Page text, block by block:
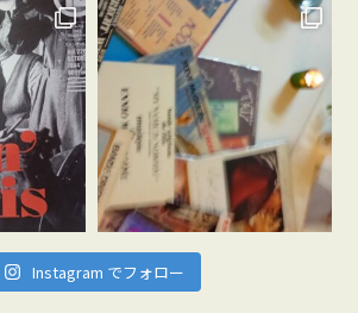
Instagram でフォロー